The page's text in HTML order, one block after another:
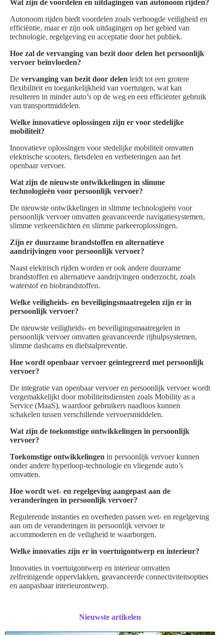
Wat zijn de voordelen en uitdagingen van autonoom rijden?
Autonoom rijden biedt voordelen zoals verhoogde veiligheid en
efficiëntie, maar er zijn ook uitdagingen op het gebied van
technologie, regelgeving en acceptatie door het publiek.
Hoe zal de vervanging van bezit door delen het persoonlijk
vervoer beïnvloeden?
De vervanging van bezit door delen leidt tot een grotere
flexibiliteit en toegankelijkheid van voertuigen, wat kan
resulteren in minder auto’s op de weg en een efficiënter gebruik
van transportmiddelen.
Welke innovatieve oplossingen zijn er voor stedelijke
mobiliteit?
Innovatieve oplossingen voor stedelijke mobiliteit omvatten
elektrische scooters, fietsdelen en verbeteringen aan het
openbaar vervoer.
Wat zijn de nieuwste ontwikkelingen in slimme
technologieën voor persoonlijk vervoer?
De nieuwste ontwikkelingen in slimme technologieën voor
persoonlijk vervoer omvatten geavanceerde navigatiesystemen,
slimme verkeerslichten en slimme parkeeroplossingen.
Zijn er duurzame brandstoffen en alternatieve
aandrijvingen voor persoonlijk vervoer?
Naast elektrisch rijden worden er ook andere duurzame
brandstoffen en alternatieve aandrijvingen onderzocht, zoals
waterstof en biobrandstoffen.
Welke veiligheids- en beveiligingsmaatregelen zijn er in
persoonlijk vervoer?
De nieuwste veiligheids- en beveiligingsmaatregelen in
persoonlijk vervoer omvatten geavanceerde rijhulpsystemen,
slimme dashcams en diefstalpreventie.
Hoe wordt openbaar vervoer geïntegreerd met persoonlijk
vervoer?
De integratie van openbaar vervoer en persoonlijk vervoer wordt
vergemakkelijkt door mobiliteitsdiensten zoals Mobility as a
Service (MaaS), waardoor gebruikers naadloos kunnen
schakelen tussen verschillende vervoersmiddelen.
Wat zijn de toekomstige ontwikkelingen in persoonlijk
vervoer?
Toekomstige ontwikkelingen in persoonlijk vervoer kunnen
onder andere hyperloop-technologie en vliegende auto’s
omvatten.
Hoe wordt wet- en regelgeving aangepast aan de
veranderingen in persoonlijk vervoer?
Regulerende instanties en overheden passen wet- en regelgeving
aan om de veranderingen in persoonlijk vervoer te
accommoderen en de veiligheid te waarborgen.
Welke innovaties zijn er in voertuigontwerp en interieur?
Innovaties in voertuigontwerp en interieur omvatten
zelfreinigende oppervlakken, geavanceerde connectiviteitsopties
en aanpasbaar interieurontwerp.
Nieuwste artikelen